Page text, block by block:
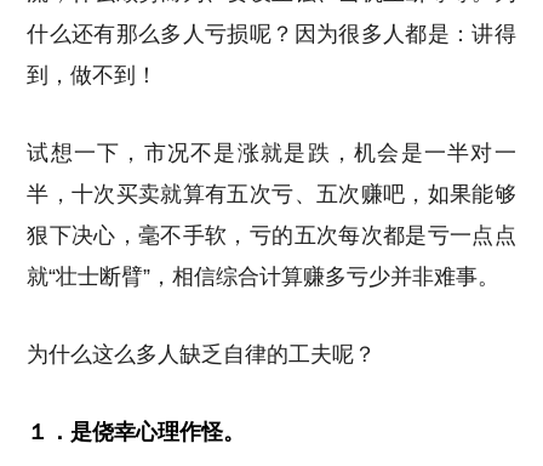
什么还有那么多人亏损呢？因为很多人都是：讲得
到，做不到！
试想一下，市况不是涨就是跌，机会是一半对一
半，十次买卖就算有五次亏、五次赚吧，如果能够
狠下决心，毫不手软，亏的五次每次都是亏一点点
就“壮士断臂”，相信综合计算赚多亏少并非难事。
为什么这么多人缺乏自律的工夫呢？
１．是侥幸心理作怪。